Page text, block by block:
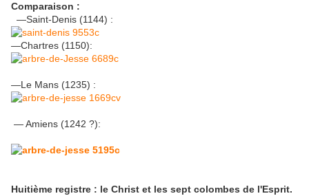
Comparaison :
—Saint-Denis (1144) :
—Chartres (1150):
—Le Mans (1235) :
— Amiens (1242 ?):
Huitième registre : le Christ et les sept colombes de l'Esprit.